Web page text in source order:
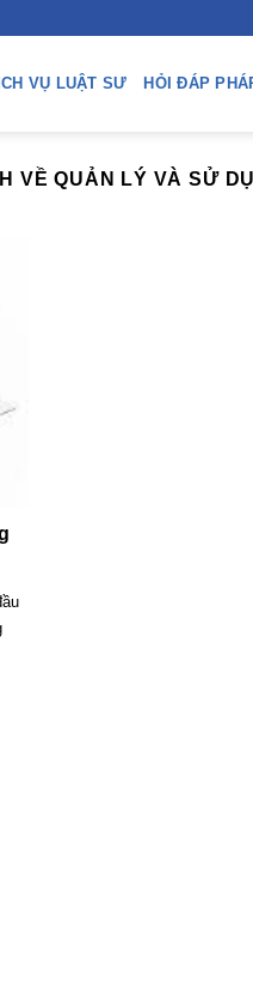
VỤ LUẬT SƯ HỎI ĐÁP
VỀ QUẢN LÝ VÀ SỬ